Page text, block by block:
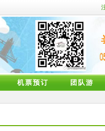
机票预订 团队游